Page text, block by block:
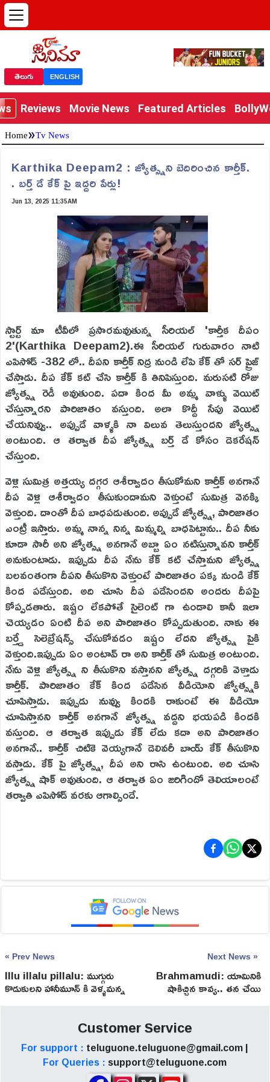
తెలుగు ENGLISH
Reviews Movie News Featured Articles
Home»Tv News
Karthika Deepam2 : జ్యోత్స్నని బెదిరించిన కార్తీక్.
. బర్త్ డే కేక్ పై ఇద్దరి పేర్లు!
Jun 13, 2025 11:35AM
స్టార్ట్ మా టీవీలో ప్రసారమవుతున్న సీరియల్ 'కార్తీక దీపం
2'(Karthika Deepam2).ఈ సీరియల్ గురువారం నాటి
ఎపిసోడ్ -382 లో.. దీపని కార్తీక్ నిద్ర నుండి లేపి కేక్ తో సర్ ప్రైజ్
చేస్తాడు. దీప కేక్ కట్ చేసి కార్తీక్ కి తినిపిస్తుంది. మరుసటి రోజు
జ్యోత్స్న రెడీ అవుతుంది. పదా కింద మీ అమ్మ వాళ్ళు వెయిట్
చేస్తున్నారని పారిజాతం వస్తుంది. అలా కొద్దీ సేపు వెయిట్
చేయనివ్వు.. అప్పుడే వాళ్ళకి నా విలువ తెలుస్తుందని జ్యోత్స్న
అంటుంది. ఆ తర్వాత దీప జ్యోత్స్న బర్త్ డే కోసం డెకరేషన్
చేస్తుంది.
వెళ్లి సుమిత్ర అత్తయ్య దగ్గర ఆశీర్వాదం తీసుకోమని కార్తీక్ అనగానే
దీప వెళ్లి ఆశీర్వాదం తీసుకుందామని వెళ్తుంటే సుమిత్ర వెనక్కి
వెళ్తుంది. దాంతో దీప బాధపడుతుంది. అప్పుడే జ్యోత్స్న, పారిజాతం
ఎంట్రీ ఇస్తారు. అమ్మ నాన్న నిన్న మిమ్మల్ని బాధపెట్టాను.. దీప నీకు
కూడా సారీ అని జ్యోత్స్న అనగానే అబ్బా ఏం నటిస్తున్నావని కార్తీక్
అనుకుంటాడు. ఇప్పుడు దీప నేను కేక్ కట్ చేస్తామని జ్యోత్స్న
బలవంతంగా దీపని తీసుకొని వెళ్తుంటే పారిజాతం పక్క నుండి కేక్
కింద పడేస్తుంది. అది చూసి దీప పడేసిందని అందరు దీపపై
కోప్పడతారు. ఇష్టం లేకపోతే సైలెంట్ గా ఉండాలి కానీ ఇలా
చెయ్యడం ఏంటి దీప అని పారిజాతం కోప్పడుతుంది. నాకు ఈ
బర్త్డే సెలెబ్రేషన్స్ చేసుకోవడం ఇష్టం లేదని జ్యోత్స్న పైకి
వెళ్తుంది.ఇప్పుడు ఏం అంటావ్ రా అని కార్తీక్ తో సుమిత్ర అంటుంది.
నేను వెళ్లి జ్యోత్స్న ని తీసుకొని వస్తానని జ్యోత్స్న దగ్గరికి వెళ్తాడు
కార్తీక్. పారిజాతం కేక్ కింద పడేసిన వీడియోని జ్యోత్స్నకి
చూపిస్తాడు. ఇప్పుడు నువ్వు కిందకి రాకుంటే ఈ వీడియో
చూపిస్తానని కార్తీక్ అనగానే జ్యోత్స్న వద్దని భయపడి కిందకి
వస్తుంది. ఆ తర్వాత ఇప్పుడు కేక్ లేదు కదా అని పారిజాతం
అనగానే.. కార్తీక్ చిటికె వెయ్యగానే డెలివరీ బాయ్ కేక్ తీసుకొని
వస్తాడు. కేక్ పై జ్యోత్స్న, దీప అని రాసి ఉంటుంది. అది చూసి
జ్యోత్స్న షాక్ అవుతుంది. ఆ తర్వాత ఏం జరిగిందో తెలియాలంటే
తర్వాతి ఎపిసోడ్ వరకు ఆగాల్సిందే.
« Prev News
Illu illalu pillalu: ముగ్గురు
కొడుకులని హానీమూన్ కి వెళ్ళమన్న
Next News »
Brahmamudi: యామినికి
షాకిచ్చిన కావ్య.. తన చేయి
పట్టుకున్న రాజ్!
Customer Service
For support : teluguone.teluguone@gmail.com |
For Queries : support@teluguone.com